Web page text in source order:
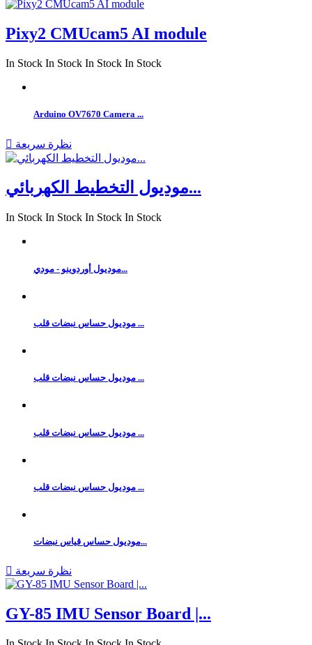
Pixy2 CMUcam5 AI module
In Stock In Stock In Stock In Stock
Arduino OV7670 Camera ...
 نظرة سريعة
موديول التخطيط الكهربائي...
In Stock In Stock In Stock In Stock
موديول أوردوينو - مودي...
موديول حساس نبضات قلب ...
موديول حساس نبضات قلب ...
موديول حساس نبضات قلب ...
موديول حساس نبضات قلب ...
موديول حساس قياس نبضات...
 نظرة سريعة
GY-85 IMU Sensor Board |...